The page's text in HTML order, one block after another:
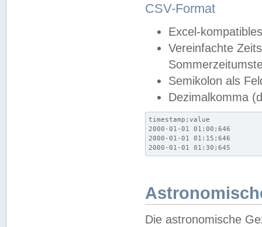
CSV-Format
Excel-
Vereinfachte
Semikolon als
Dezimalkomma
timestamp;value
2000-01-01 01:00;646
2000-01-01 01:15;646
2000-01-01 01:30;645
Die astronomische